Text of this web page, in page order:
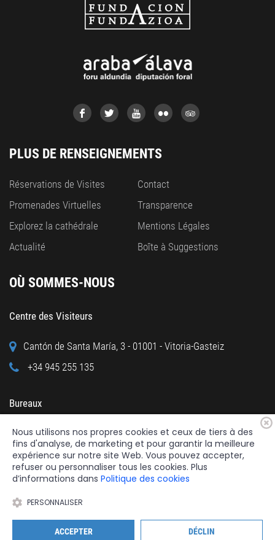
PLUS DE RENSEIGNEMENTS
Réservations de Visites
Promenades Virtuelles
Explorez la cathédrale
Actualité
Contact
Transparence
Mentions Légales
Boîte à Suggestions
OÙ SOMMES-NOUS
Centre des Visiteurs
Cantón de Santa María, 3 - 01001 - Vitoria-Gasteiz
+34 945 255 135
Bureaux
Calle Cuchillería, 95 - 01001 - Vitoria-Gasteiz
+34 945 122 160
2026 © Fundación Catedral Santa María Tous droits réservés.
Nous utilisons nos propres cookies et ceux de tiers à des
fins d'analyse, de marketing et pour garantir la meilleure
expérience sur notre site Web. Vous pouvez accepter,
refuser ou personnaliser tous les cookies. Plus
d’informations dans Politique des cookies
PERSONNALISER
ACCEPTER DÉCLIN